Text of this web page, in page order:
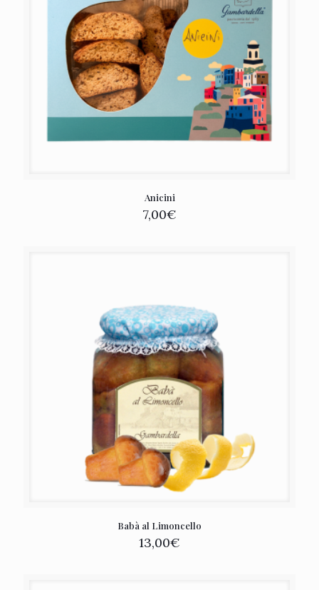
Anicini
7,00€
Babà al Limoncello
13,00€